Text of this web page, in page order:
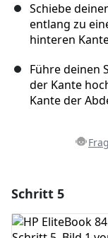
Schiebe
entlang zu
hinteren
Führe deinen
der Kante
Kante der
Kommentar
Schritt 5